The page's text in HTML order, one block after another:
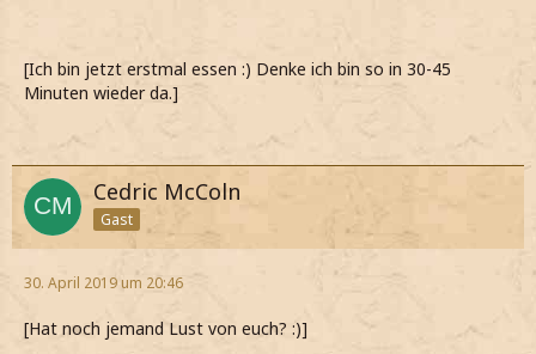
[Ich bin jetzt erstmal essen :) Denke ich bin so in 30-45
Minuten wieder da.]
Cedric McColn
Gast
30. April 2019 um 20:46
[Hat noch jemand Lust von euch? :)]